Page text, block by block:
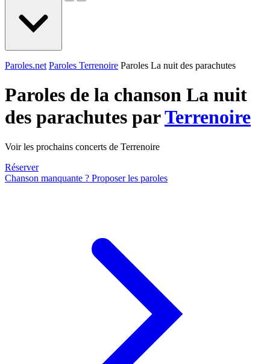
Paroles.net Paroles Terrenoire Paroles La nuit des parachutes
Paroles de la chanson La nuit
des parachutes parTerrenoire
Voir les prochains concerts de Terrenoire
Réserver
Chanson manquante ? Proposer les paroles